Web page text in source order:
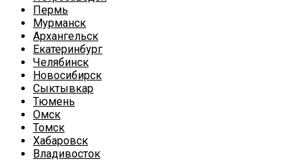
Пермь
Мурманск
Архангельск
Екатеринбург
Челябинск
Новосибирск
Сыктывкар
Тюмень
Омск
Томск
Хабаровск
Владивосток